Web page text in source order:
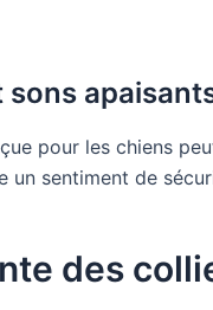
sons
pour les chiens
un sentiment de
des